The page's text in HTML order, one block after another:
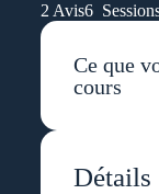
2 Avis6
Ce que
cours
Détails